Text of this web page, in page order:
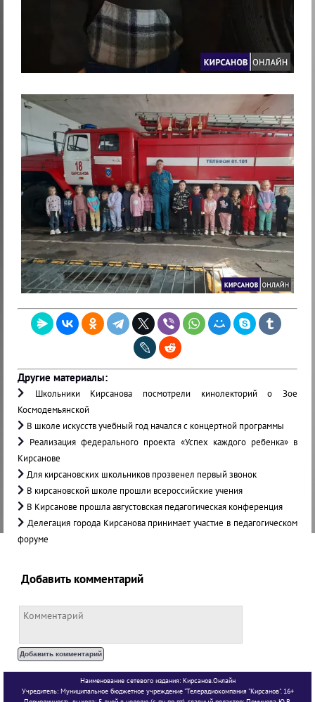
Другие материалы:
Школьники Кирсанова посмотрели кинолекторий о Зое
Космодемьянской
В школе искусств учебный год начался с концертной программы
Реализация федерального проекта «Успех каждого ребенка» в
Кирсанове
Для кирсановских школьников прозвенел первый звонок
В кирсановской школе прошли всероссийские учения
В Кирсанове прошла августовская педагогическая конференция
Делегация города Кирсанова принимает участие в педагогическом
форуме
Добавить комментарий
Наименование сетевого издания: Кирсанов.Онлайн
Учредитель: Муниципальное бюджетное учреждение "Телерадиокомпания "Кирсанов". 16+